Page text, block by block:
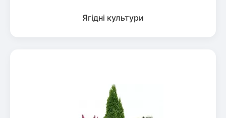
Ягідні культури